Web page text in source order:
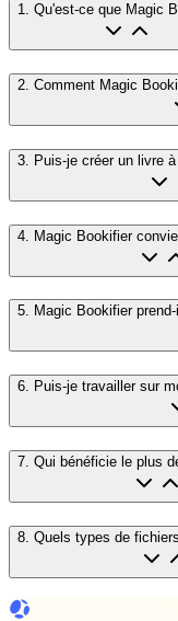
1. Qu'est-ce que Magic
2. Comment Magic
3 Puis-je créer un livre
4 Magic Bookifier
5. Magic Bookifier
6. Puis-je travailler sur
7 Qui bénéficie le plus
8 Quels types de